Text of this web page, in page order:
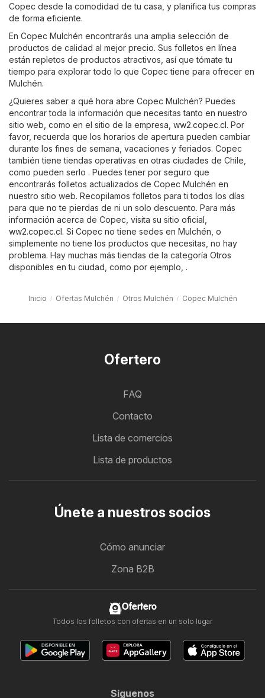
Copec desde la comodidad de tu casa, y planifica tus compras
de forma eficiente.
En Copec Mulchén encontrarás una amplia selección de
productos de calidad al mejor precio. Sus folletos en línea
están repletos de productos atractivos, así que tómate tu
tiempo para explorar todo lo que Copec tiene para ofrecer en
Mulchén.
¿Quieres saber a qué hora abre Copec Mulchén? Puedes
encontrar toda la información que necesitas tanto en nuestro
sitio web, como en el sitio de la empresa, ww2.copec.cl. Por
favor, recuerda que los horarios de apertura pueden cambiar
durante los fines de semana, vacaciones y feriados. Copec
también tiene tiendas operativas en otras ciudades de Chile,
como pueden serlo . Puedes tener por seguro que
encontrarás folletos actualizados de Copec Mulchén en
nuestro sitio web. Recopilamos folletos para ti todos los días
para que no te pierdas de ni un solo descuento. Para más
información acerca de Copec, visita su sitio oficial,
ww2.copec.cl. Si Copec no tiene sedes en Mulchén, o
simplemente no tiene los productos que necesitas, no hay
problema. Hay muchas más tiendas de la categoría Otros
disponibles en tu ciudad, como por ejemplo, .
Inicio Ofertas Mulchén Otros Mulchén Copec Mulchén
Ofertero
FAQ
Contacto
Lista de comercios
Lista de productos
Únete a nuestros socios
Cómo anunciar
Zona B2B
Ofertero
Todos los folletos con ofertas en un solo lugar
Síguenos